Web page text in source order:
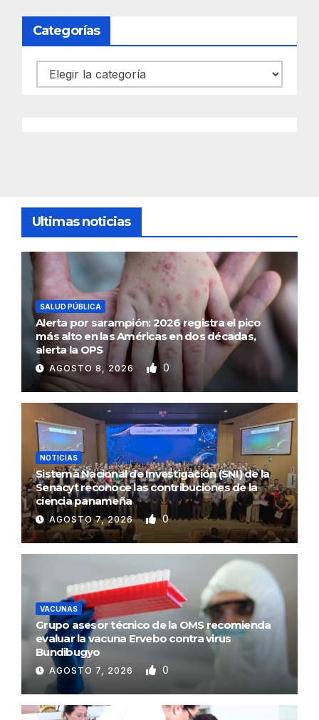
Categorías
Categorías
Ultimas noticias
SALUD PÚBLICA
Alerta por sarampión: 2026 registra el pico
más alto en las Américas en dos décadas,
alerta la OPS
AGOSTO 8, 2026 0
NOTICIAS
Sistema Nacional de Investigación (SNI) de la
Senacyt reconoce las contribuciones de la
ciencia panameña
AGOSTO 7, 2026 0
VACUNAS
Grupo asesor técnico de la OMS recomienda
evaluar la vacuna Ervebo contra virus
Bundibugyo
AGOSTO 7, 2026 0